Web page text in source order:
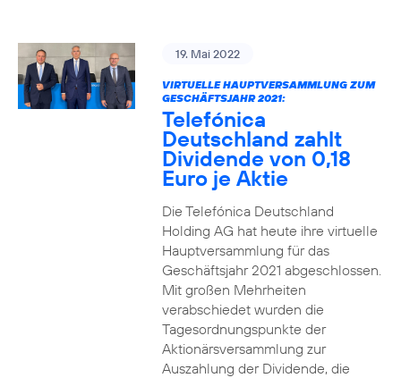
19. Mai 2022
VIRTUELLE HAUPTVERSAMMLUNG ZUM
GESCHÄFTSJAHR 2021:
Telefónica
Deutschland zahlt
Dividende von 0,18
Euro je Aktie
Die Telefónica Deutschland
Holding AG hat heute ihre virtuelle
Hauptversammlung für das
Geschäftsjahr 2021 abgeschlossen.
Mit großen Mehrheiten
verabschiedet wurden die
Tagesordnungspunkte der
Aktionärsversammlung zur
Auszahlung der Dividende, die